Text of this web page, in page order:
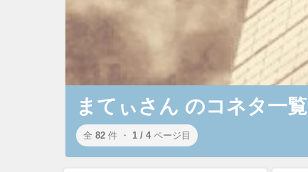
まてぃさん のコネタ一覧
全 82 件 ・ 1 / 4 ページ目